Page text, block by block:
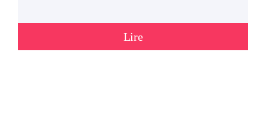
Lire